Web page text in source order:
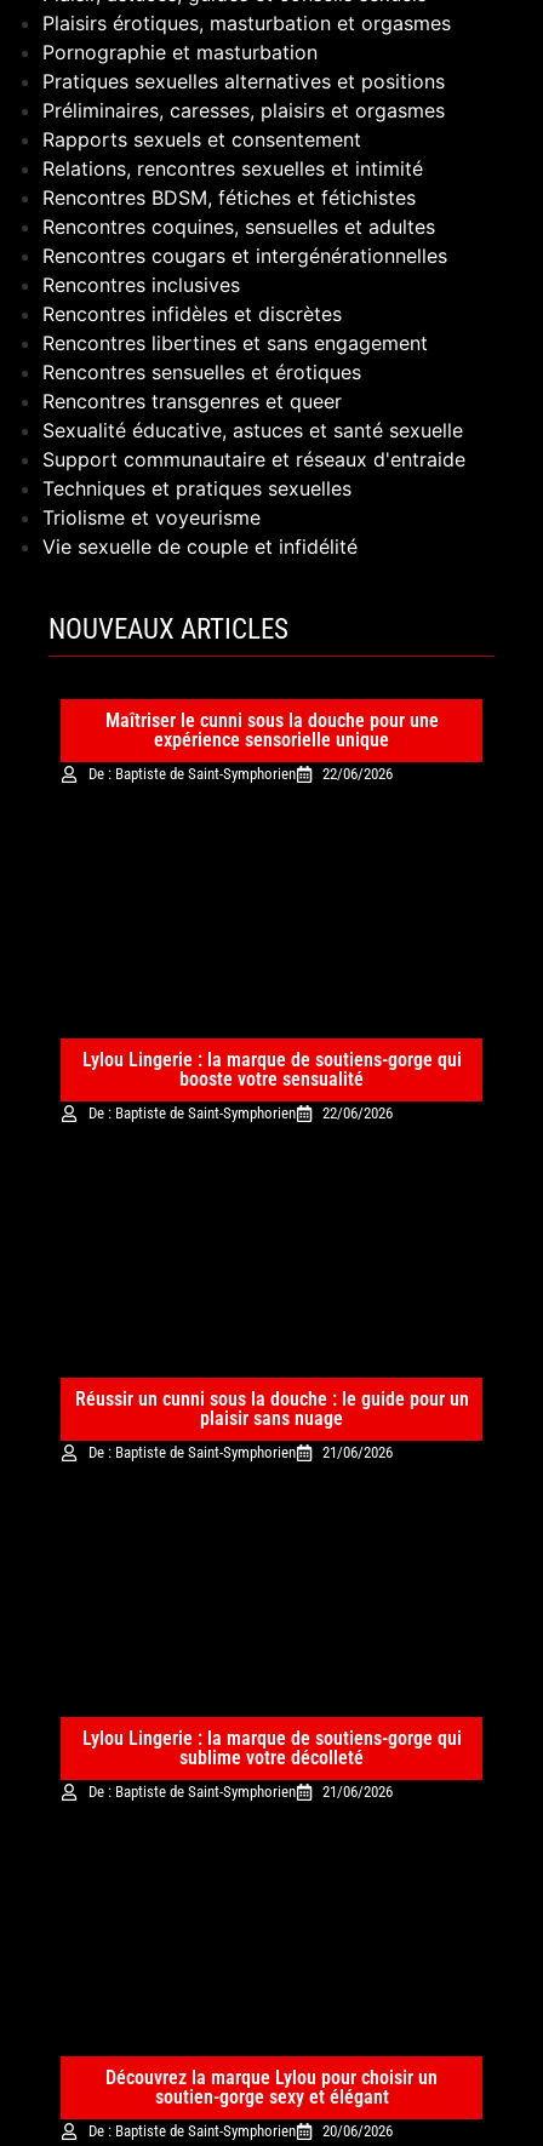
Plaisirs érotiques, masturbation et orgasmes
Pornographie et masturbation
Pratiques sexuelles alternatives et positions
Préliminaires, caresses, plaisirs et orgasmes
Rapports sexuels et consentement
Relations, rencontres sexuelles et intimité
Rencontres BDSM, fétiches et fétichistes
Rencontres coquines, sensuelles et adultes
Rencontres cougars et intergénérationnelles
Rencontres inclusives
Rencontres infidèles et discrètes
Rencontres libertines et sans engagement
Rencontres sensuelles et érotiques
Rencontres transgenres et queer
Sexualité éducative, astuces et santé sexuelle
Support communautaire et réseaux d'entraide
Techniques et pratiques sexuelles
Triolisme et voyeurisme
Vie sexuelle de couple et infidélité
NOUVEAUX ARTICLES
Maîtriser le cunni sous la douche pour une
expérience sensorielle unique
De : Baptiste de Saint-Symphorien 22/06/2026
Lylou Lingerie : la marque de soutiens-gorge qui
booste votre sensualité
De : Baptiste de Saint-Symphorien 22/06/2026
Réussir un cunni sous la douche : le guide pour un
plaisir sans nuage
De : Baptiste de Saint-Symphorien 21/06/2026
Lylou Lingerie : la marque de soutiens-gorge qui
sublime votre décolleté
De : Baptiste de Saint-Symphorien 21/06/2026
Découvrez la marque Lylou pour choisir un
soutien-gorge sexy et élégant
De : Baptiste de Saint-Symphorien 20/06/2026